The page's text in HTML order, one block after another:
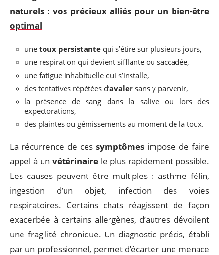
naturels : vos précieux alliés pour un bien-être
optimal
une toux persistante qui s’étire sur plusieurs jours,
une respiration qui devient sifflante ou saccadée,
une fatigue inhabituelle qui s’installe,
des tentatives répétées d’avaler sans y parvenir,
la présence de sang dans la salive ou lors des
expectorations,
des plaintes ou gémissements au moment de la toux.
La récurrence de cessymptômes impose de faire
appel à un vétérinaire le plus rapidement possible.
Les causes peuvent être multiples : asthme félin,
ingestion d’un objet, infection des voies
respiratoires. Certains chats réagissent de façon
exacerbée à certains allergènes, d’autres dévoilent
une fragilité chronique. Un diagnostic précis, établi
par un professionnel, permet d’écarter une menace